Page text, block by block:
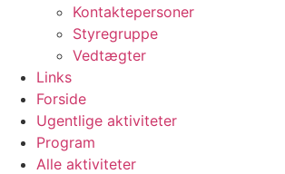
Kontaktepersoner
Styregruppe
Vedtægter
Links
Forside
Ugentlige aktiviteter
Program
Alle aktiviteter